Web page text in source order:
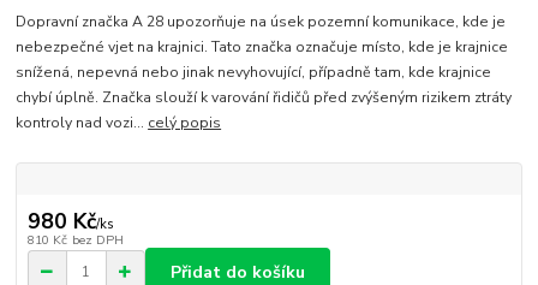
Dopravní značka A 28 upozorňuje na úsek pozemní komunikace, kde je
nebezpečné vjet na krajnici. Tato značka označuje místo, kde je krajnice
snížená, nepevná nebo jinak nevyhovující, případně tam, kde krajnice
chybí úplně. Značka slouží k varování řidičů před zvýšeným rizikem ztráty
kontroly nad vozi... celý popis
980 Kč/ks
810 Kč bez DPH
Přidat do košíku